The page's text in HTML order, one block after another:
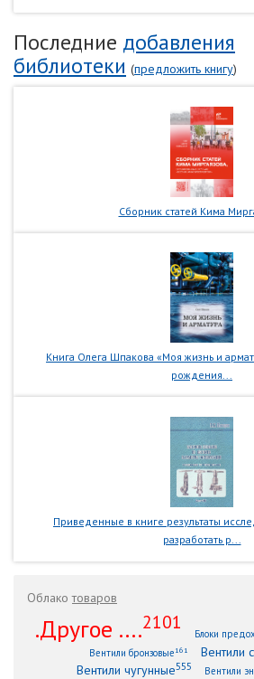
Последние добавления
библиотеки (предложить книгу)
Сборник статей Кима
Книга Олега Шпакова «Моя жизнь и
рождения...
Приведенные в книге результаты
разработать р...
Облакотоваров
.Другое ....2101
Блоки
Вентили бронзовые161 Вентили
Вентили чугунные555 Вентили